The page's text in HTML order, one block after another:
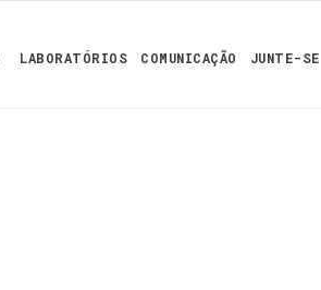
LABORATÓRIOS COMUNICAÇÃO JUNTE-